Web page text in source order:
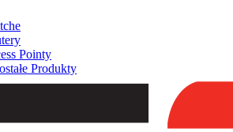
Pointy
Produkty